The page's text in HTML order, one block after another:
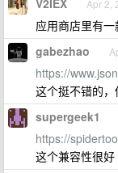
V2IEX Apr 2,
应用商店里有
gabezhao
https://
这个挺不错的
supergeek1
https://
这个兼容性很好